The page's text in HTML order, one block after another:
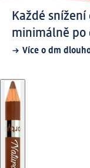
Každé
minimálně po
Více o dm